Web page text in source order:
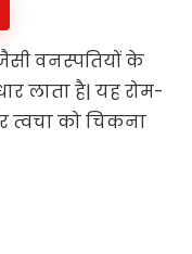
वनस्पतियों के
लाता है| यह रोम-
त्वचा को चिकना